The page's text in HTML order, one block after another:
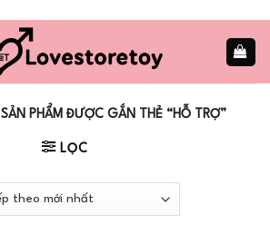
SẢN PHẨM ĐƯỢC GẮN THẺ “HỖ TRỢ”
LỌC